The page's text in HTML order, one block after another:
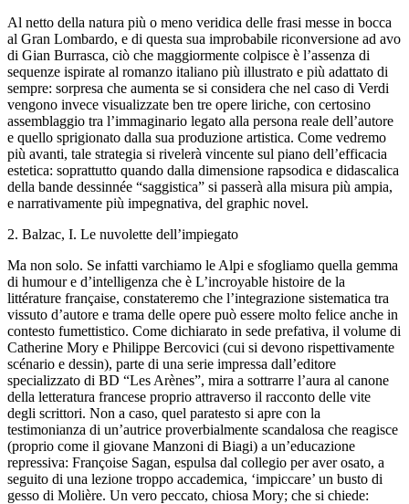
Al netto della natura più o meno veridica delle frasi messe in bocca
al Gran Lombardo, e di questa sua improbabile riconversione ad avo
di Gian Burrasca, ciò che maggiormente colpisce è l’assenza di
sequenze ispirate al romanzo italiano più illustrato e più adattato di
sempre: sorpresa che aumenta se si considera che nel caso di Verdi
vengono invece visualizzate ben tre opere liriche, con certosino
assemblaggio tra l’immaginario legato alla persona reale dell’autore
e quello sprigionato dalla sua produzione artistica. Come vedremo
più avanti, tale strategia si rivelerà vincente sul piano dell’efficacia
estetica: soprattutto quando dalla dimensione rapsodica e didascalica
della bande dessinnée “saggistica” si passerà alla misura più ampia,
e narrativamente più impegnativa, del graphic novel.
2. Balzac, I. Le nuvolette dell’impiegato
Ma non solo. Se infatti varchiamo le Alpi e sfogliamo quella gemma
di humour e d’intelligenza che è L’incroyable histoire de la
littérature française, constateremo che l’integrazione sistematica tra
vissuto d’autore e trama delle opere può essere molto felice anche in
contesto fumettistico. Come dichiarato in sede prefativa, il volume di
Catherine Mory e Philippe Bercovici (cui si devono rispettivamente
scénario e dessin), parte di una serie impressa dall’editore
specializzato di BD “Les Arènes”, mira a sottrarre l’aura al canone
della letteratura francese proprio attraverso il racconto delle vite
degli scrittori. Non a caso, quel paratesto si apre con la
testimonianza di un’autrice proverbialmente scandalosa che reagisce
(proprio come il giovane Manzoni di Biagi) a un’educazione
repressiva: Françoise Sagan, espulsa dal collegio per aver osato, a
seguito di una lezione troppo accademica, ‘impiccare’ un busto di
gesso di Molière. Un vero peccato, chiosa Mory; che si chiede: